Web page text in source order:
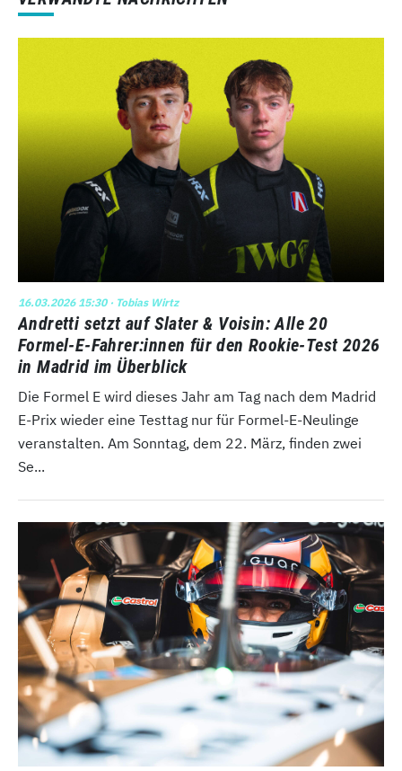
16.03.2026 15:30· Tobias Wirtz
Andretti setzt auf Slater & Voisin: Alle 20
Formel-E-Fahrer:innen für den Rookie-Test 2026
in Madrid im Überblick
Die Formel E wird dieses Jahr am Tag nach dem Madrid
E-Prix wieder eine Testtag nur für Formel-E-Neulinge
veranstalten. Am Sonntag, dem 22. März, finden zwei
Se...